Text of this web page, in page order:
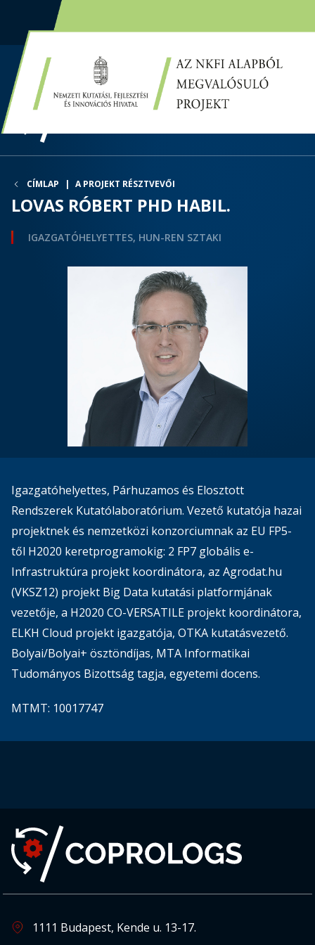
EN HU
CÍMLAP A PROJEKT RÉSZTVEVŐI
LOVAS RÓBERT PHD HABIL.
IGAZGATÓHELYETTES, HUN-REN SZTAKI
Igazgatóhelyettes, Párhuzamos és Elosztott
Rendszerek Kutatólaboratórium. Vezető kutatója hazai
projektnek és nemzetközi konzorciumnak az EU FP5-
től H2020 keretprogramokig: 2 FP7 globális e-
Infrastruktúra projekt koordinátora, az Agrodat.hu
(VKSZ12) projekt Big Data kutatási platformjának
vezetője, a H2020 CO-VERSATILE projekt koordinátora,
ELKH Cloud projekt igazgatója, OTKA kutatásvezető.
Bolyai/Bolyai+ ösztöndíjas, MTA Informatikai
Tudományos Bizottság tagja, egyetemi docens.
MTMT: 10017747
1111 Budapest, Kende u. 13-17.